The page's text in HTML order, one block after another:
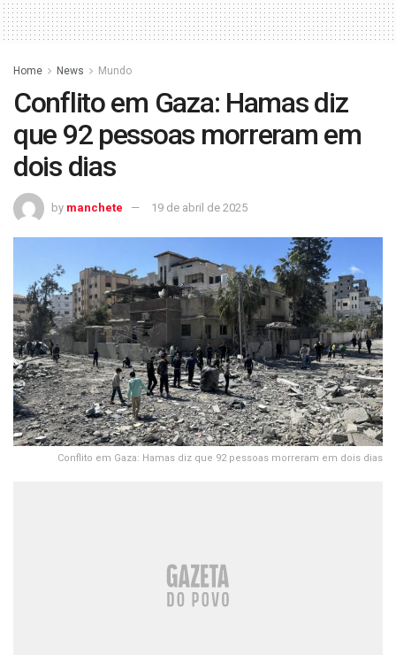
Home News Mundo
Conflito em Gaza: Hamas diz
que 92 pessoas morreram em
dois dias
by manchete 19 de abril de 2025
Conflito em Gaza: Hamas diz que 92 pessoas morreram em dois dias